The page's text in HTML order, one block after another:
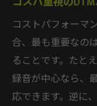
コストパフォーマ
合、最も重要なの
ることです。たと
録音が中心なら、
応できます。逆に